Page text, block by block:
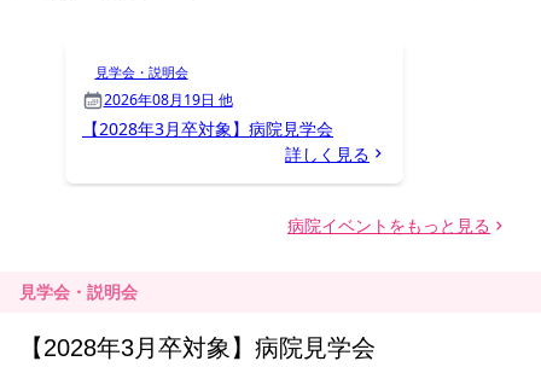
見学会・説明会
【2028年3月卒対象】病院見学会